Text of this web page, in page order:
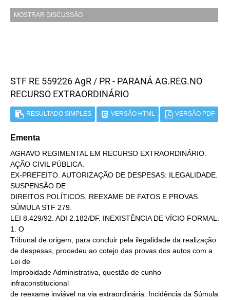
MOSTRAR DISCUSSÃO
STF RE 559226 AgR / PR - PARANÁ AG.REG.NO
RECURSO EXTRAORDINÁRIO
RESULTADO SIMPLES VERSÃO HTML VERSÃO PDF
Ementa
AGRAVO REGIMENTAL EM RECURSO EXTRAORDINÁRIO.
AÇÃO CIVIL PÚBLICA.
EX-PREFEITO. AUTORIZAÇÃO DE DESPESAS: ILEGALIDADE.
SUSPENSÃO DE
DIREITOS POLÍTICOS. REEXAME DE FATOS E PROVAS.
SÚMULA STF 279.
LEI 8.429/92. ADI 2.182/DF. INEXISTÊNCIA DE VÍCIO FORMAL.
1. O
Tribunal de origem, para concluir pela ilegalidade da realização
de despesas, procedeu ao cotejo das provas dos autos com a
Lei de
Improbidade Administrativa, questão de cunho
infraconstitucional
de reexame inviável na via extraordinária. Incidência da Súmula